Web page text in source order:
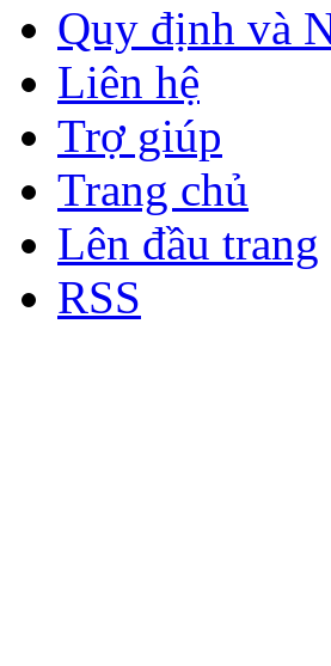
Quy định và
Liên hệ
Trợ giúp
Trang chủ
Lên đầu trang
RSS